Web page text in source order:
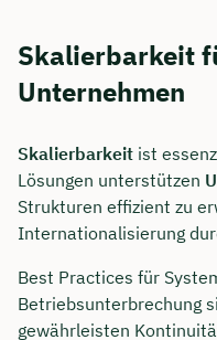
Skalierbarkeit
Unternehmen
Skalierbarkeit ist
Lösungen unterstützen
Strukturen effizient zu
Internationalisierung
Best Practices für
Betriebsunterbrechung
gewährleisten